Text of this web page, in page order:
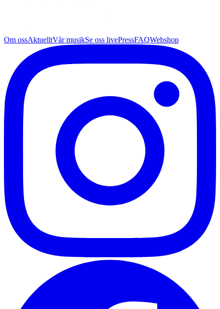
Om ossAktuelltVår musikSe oss livePressFAQWebshop